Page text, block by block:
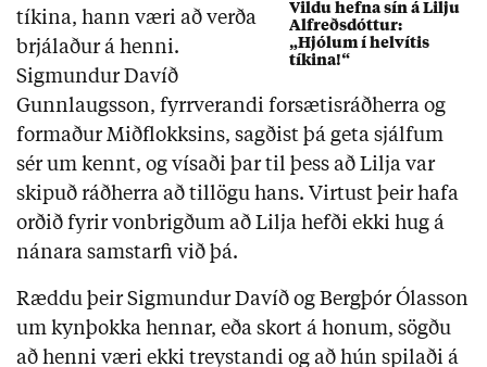
Vildu hefna sín á Lilju
Alfreðsdóttur:
„Hjólum í helvítis
tíkina!“
tíkina, hann væri að verða
brjálaður á henni.
Sigmundur Davíð
Gunnlaugsson, fyrrverandi forsætisráðherra og
formaður Miðflokksins, sagðist þá geta sjálfum
sér um kennt, og vísaði þar til þess að Lilja var
skipuð ráðherra að tillögu hans. Virtust þeir hafa
orðið fyrir vonbrigðum að Lilja hefði ekki hug á
nánara samstarfi við þá.
Ræddu þeir Sigmundur Davíð og Bergþór Ólasson
um kynþokka hennar, eða skort á honum, sögðu
að henni væri ekki treystandi og að hún spilaði á